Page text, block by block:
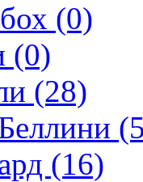
(0)
(0)
(28)
(16)